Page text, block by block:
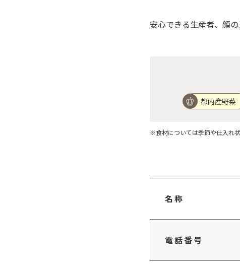
安心できる生産者、顔
都内産野菜
※食材については季節や仕入れ
名称
電話番号